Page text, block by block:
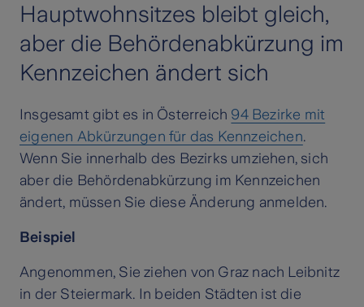
Hauptwohnsitzes bleibt gleich,
aber die Behördenabkürzung im
Kennzeichen ändert sich
Insgesamt gibt es in Österreich 94 Bezirke mit
eigenen Abkürzungen für das Kennzeichen.
Wenn Sie innerhalb des Bezirks umziehen, sich
aber die Behördenabkürzung im Kennzeichen
ändert, müssen Sie diese Änderung anmelden.
Beispiel
Angenommen, Sie ziehen von Graz nach Leibnitz
in der Steiermark. In beiden Städten ist die